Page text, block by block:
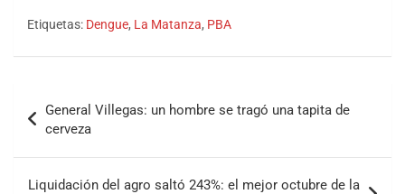
Etiquetas: Dengue, La Matanza, PBA
General Villegas: un hombre se tragó una tapita de
cerveza
Liquidación del agro saltó 243%: el mejor octubre de la